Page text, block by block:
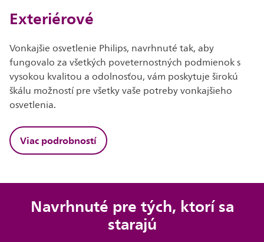
Exteriérové
Vonkajšie osvetlenie Philips, navrhnuté tak, aby
fungovalo za všetkých poveternostných podmienok s
vysokou kvalitou a odolnosťou, vám poskytuje širokú
škálu možností pre všetky vaše potreby vonkajšieho
osvetlenia.
Viac podrobností
Navrhnuté pre tých, ktorí sa
starajú